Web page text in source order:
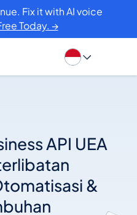
Fix it with AI voice
Today. →
API UEA
&